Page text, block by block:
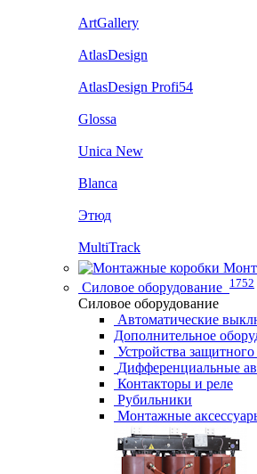
ArtGallery
AtlasDesign
AtlasDesign Profi54
Glossa
Unica New
Blanca
Этюд
MultiTrack
Силовое оборудование 1752
Силовое оборудование
Автоматические
Дополнительное
Устройства
Дифференциальные
Контакторы и реле
Рубильники
Монтажные